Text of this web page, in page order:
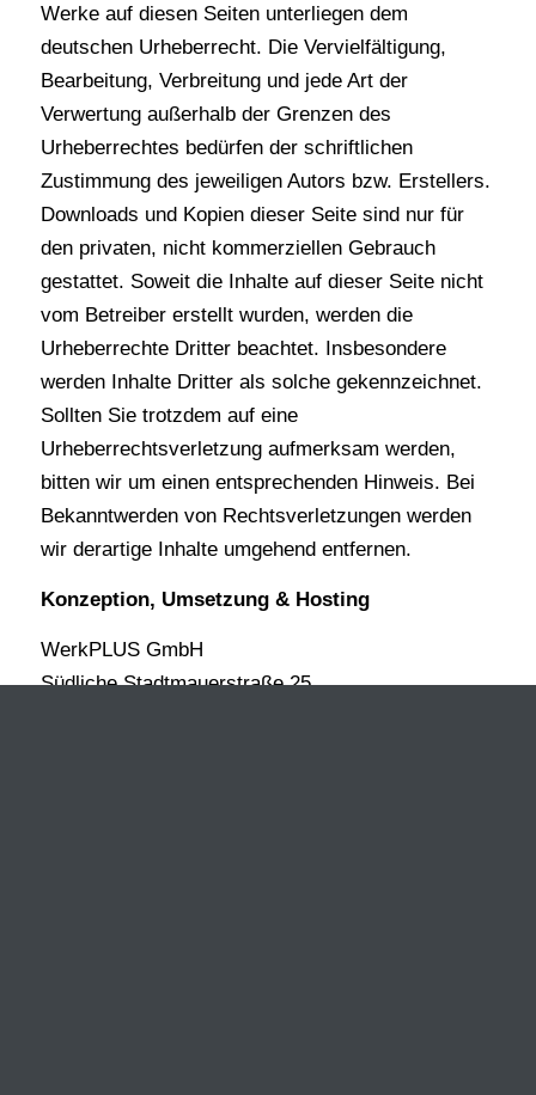
Werke auf diesen Seiten unterliegen dem
deutschen Urheberrecht. Die Vervielfältigung,
Bearbeitung, Verbreitung und jede Art der
Verwertung außerhalb der Grenzen des
Urheberrechtes bedürfen der schriftlichen
Zustimmung des jeweiligen Autors bzw. Erstellers.
Downloads und Kopien dieser Seite sind nur für
den privaten, nicht kommerziellen Gebrauch
gestattet. Soweit die Inhalte auf dieser Seite nicht
vom Betreiber erstellt wurden, werden die
Urheberrechte Dritter beachtet. Insbesondere
werden Inhalte Dritter als solche gekennzeichnet.
Sollten Sie trotzdem auf eine
Urheberrechtsverletzung aufmerksam werden,
bitten wir um einen entsprechenden Hinweis. Bei
Bekanntwerden von Rechtsverletzungen werden
wir derartige Inhalte umgehend entfernen.
Konzeption, Umsetzung & Hosting
WerkPLUS GmbH
Südliche Stadtmauerstraße 25